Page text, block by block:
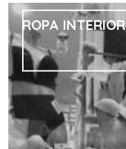
ROPA INTERIOR